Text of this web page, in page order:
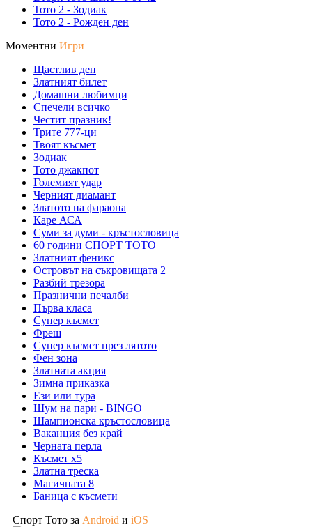
Тото 2 - Зодиак
Тото 2 - Рожден ден
Моментни Игри
Щастлив ден
Златният билет
Домашни любимци
Спечели всичко
Честит празник!
Трите 777-ци
Твоят късмет
Зодиак
Тото джакпот
Големият удар
Черният диамант
Златото на фараона
Каре АСА
Суми за думи - кръстословица
60 години СПОРТ ТОТО
Златният феникс
Островът на съкровищата 2
Разбий трезора
Празнични печалби
Първа класа
Супер късмет
Фреш
Супер късмет през лятото
Фен зона
Златната акция
Зимна приказка
Ези или тура
Шум на пари - BINGO
Шампионска кръстословица
Ваканция без край
Черната перла
Късмет х5
Златна треска
Магичната 8
Баница с късмети
Спорт Тото за Android и iOS